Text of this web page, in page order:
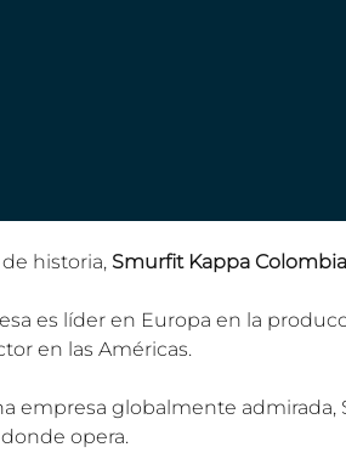
historia, Smurfit Kappa Colombia
es líder en Europa en la
en las Américas.
empresa globalmente
opera.